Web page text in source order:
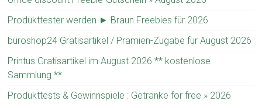
Produkttester werden ► Braun Freebies für 2026
büroshop24 Gratisartikel / Prämien-Zugabe für August 2026
Printus Gratisartikel im August 2026 ** kostenlose
Sammlung **
Produkttests & Gewinnspiele : Getränke for free » 2026